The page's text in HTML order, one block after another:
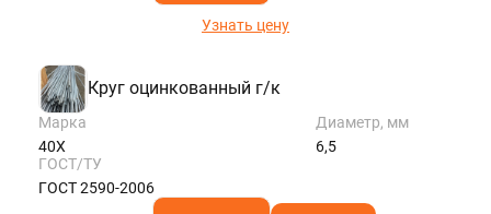
Узнать цену
Круг оцинкованный г/к
Марка
40Х
Диаметр, мм
6,5
ГОСТ/ТУ
ГОСТ 2590-2006